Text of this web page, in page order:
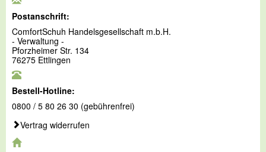
Postanschrift:
ComfortSchuh Handelsgesellschaft m.b.H.
- Verwaltung -
Pforzheimer Str. 134
76275 Ettlingen
Bestell-Hotline:
0800 / 5 80 26 30 (gebührenfrei)
Vertrag widerrufen